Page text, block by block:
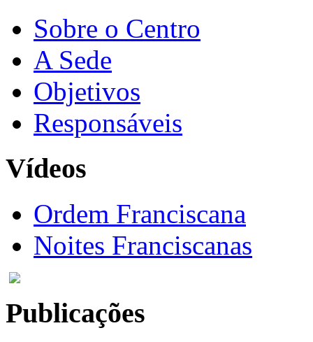
Sobre o Centro
A Sede
Objetivos
Responsáveis
Vídeos
Ordem Franciscana
Noites Franciscanas
Publicações